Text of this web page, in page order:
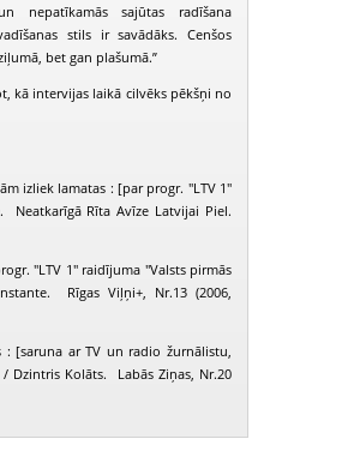
Valsts pirmās personas (2006-08-10)
nepatīkamās sajūtas radīšana
stils ir savādāks. Cenšos
bet gan plašumā.”
kā intervijas laikā cilvēks pēkšņi no
izliek lamatas : [par progr. "LTV 1"
Neatkarīgā Rīta Avīze Latvijai Piel.
"LTV 1" raidījuma "Valsts pirmās
Rīgas Viļņi+, Nr.13 (2006,
[saruna ar TV un radio žurnālistu,
Dzintris Kolāts. Labās Ziņas, Nr.20